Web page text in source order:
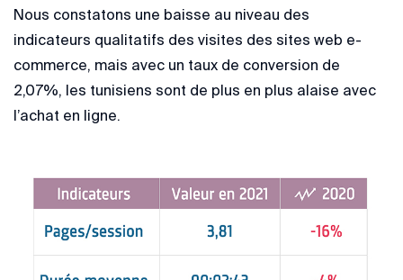
Nous constatons une baisse au niveau des
indicateurs qualitatifs des visites des sites web e-
commerce, mais avec un taux de conversion de
2,07%, les tunisiens sont de plus en plus alaise avec
l’achat en ligne.